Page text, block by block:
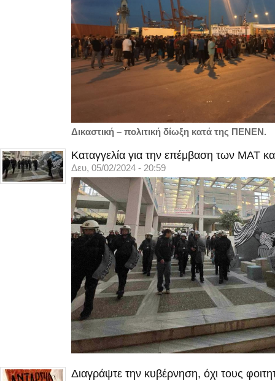
Δικαστική – πολιτική δίωξη κατά της ΠΕΝΕΝ.
Καταγγελία για την επέμβαση των ΜΑΤ
Δευ, 05/02/2024 - 20:59
Διαγράψτε την κυβέρνηση, όχι τους